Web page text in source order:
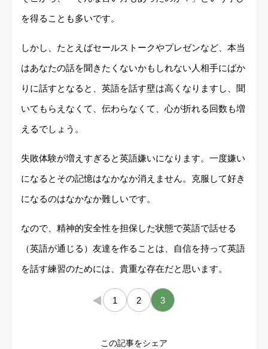
を得ることも多いです。
しかし、たとえばセールストークやプレゼンなど、本当
はあなたの話を聞きたくないかもしれない人相手にばか
りに話すとなると、英語を話す壁は高くなりますし、聞
いてもらえなくて、伝わらなくて、心が折れる回数も増
えるでしょう。
失敗体験が増えすぎると英語嫌いになります。一度嫌い
になるとその記憶はなかなか消えません。克服して好き
になるのはなかなか難しいです。
なので、精神的安全性を担保した状態で英語で話せる
（英語が通じる）友達を作ることは、自信を持って英語
を話す練習のためには、貴重な存在だと思います。
← 1 2 3
この記事をシェア